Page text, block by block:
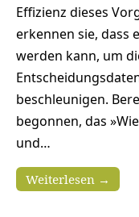
Effizienz dieses
erkennen sie, dass
werden kann, um
beschleunigen.
begonnen, das
und…
Weiterlesen →